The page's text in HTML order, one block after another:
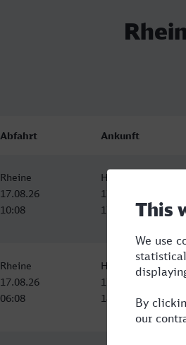
Abfahrt Ankunft
Rheine
17.08.26
10:08
Hof Hbf
17.08.26
17:24
Rheine
17.08.26
06:08
Hof Hbf
17.08.26
14:17